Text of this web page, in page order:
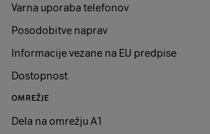
Varna uporaba telefonov
Posodobitve naprav
Informacije vezane na EU predpise
Dostopnost
OMREŽJE
Dela na omrežju A1